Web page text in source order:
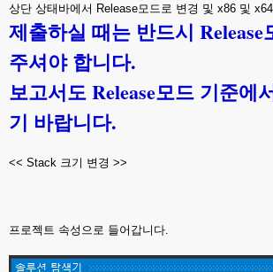
상단 상태바에서 Release모드로 변경 및 x86 및
제출하실 때는 반드시 Release
주셔야 합니다.
보고서도 Release모드 기준에
기 바랍니다.
<< Stack 크기 변경 >>
프로젝트 속성으로 들어갑니다.